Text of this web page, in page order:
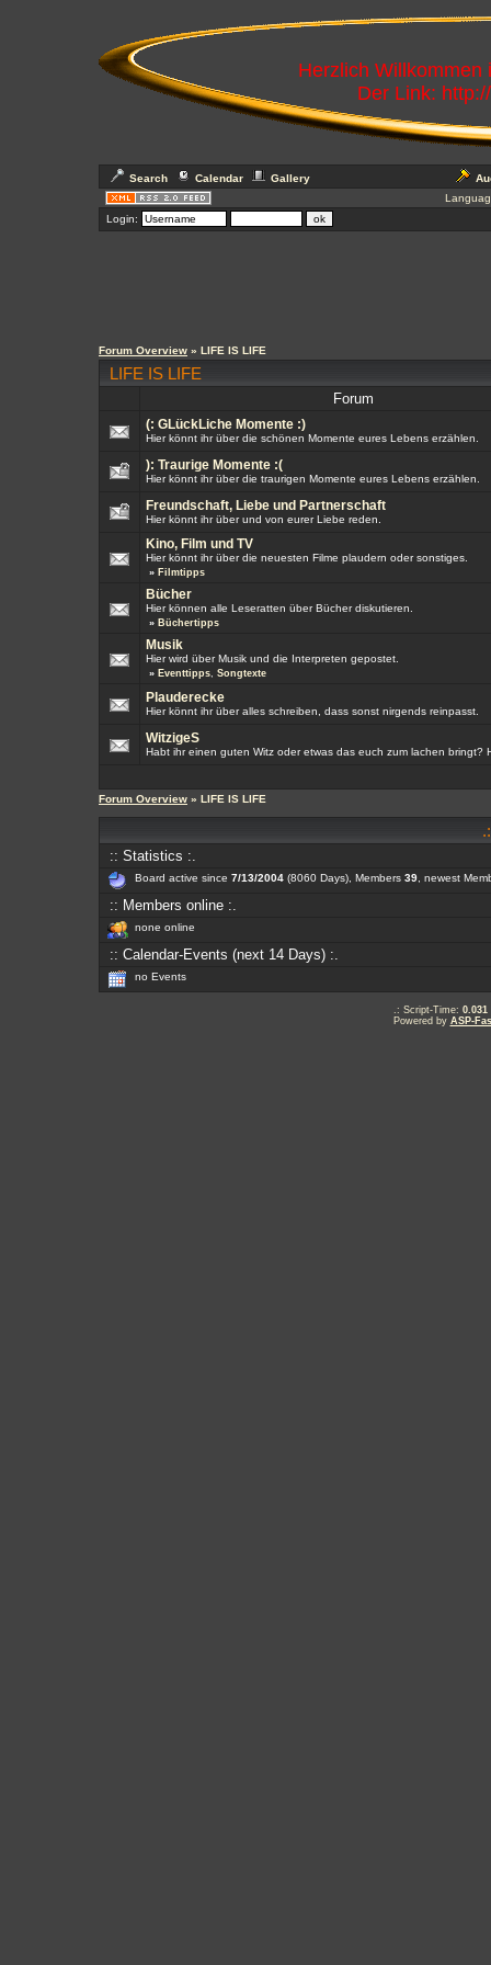
Herzlich
Der Link:
Search Calendar Gallery
Login:
Forum Overview » LIFE IS LIFE
LIFE IS LIFE
Forum
(: GLückLiche Momente :)
Hier könnt ihr über die schönen Momente eures Lebens erzählen.
): Traurige Momente :(
Hier könnt ihr über die traurigen Momente eures Lebens erzählen.
Freundschaft, Liebe und Partnerschaft
Hier könnt ihr über und von eurer Liebe reden.
Kino, Film und TV
Hier könnt ihr über die neuesten Filme plaudern oder sonstiges.
» Filmtipps
Bücher
Hier können alle Leseratten über Bücher diskutieren.
» Büchertipps
Musik
Hier wird über Musik und die Interpreten gepostet.
» Eventtipps, Songtexte
Plauderecke
Hier könnt ihr über alles schreiben, dass sonst nirgends reinpasst.
WitzigeS
Habt ihr einen guten Witz oder etwas das euch zum lachen bringt?
Forum Overview » LIFE IS LIFE
:: Statistics :.
Board active since 7/13/2004 (8060 Days), Members 39 , newest
:: Members online :.
none online
:: Calendar-Events (next 14 Days) :.
no Events
.: Script-Time: 0.031
Powered by ASP-